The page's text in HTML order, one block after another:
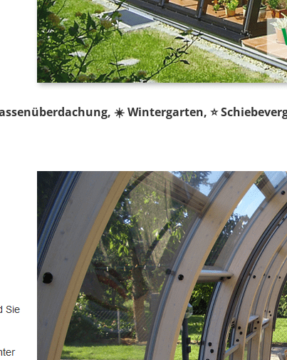
☀️ Wintergarten, ⭐